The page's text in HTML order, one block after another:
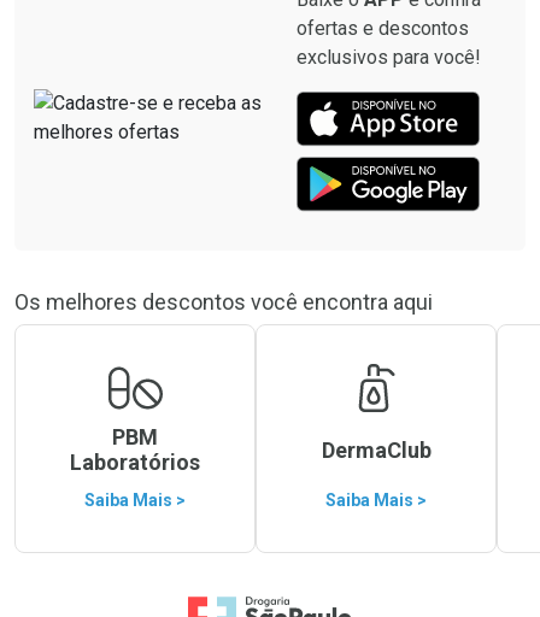
ofertas e descontos
exclusivos para você!
Os melhores descontos você encontra aqui
PBM
Laboratórios
Saiba Mais >
DermaClub
Saiba Mais >
Ir para a Home